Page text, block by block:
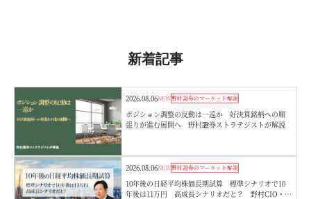
新着記事
2026.08.06NEW野村證券のマーケット解説
ポジション調整の反動は一巡か 好決算銘柄への順
張りが進む展開へ 野村證券ストラテジストが解説
2026.08.06NEW野村證券のマーケット解説
10年後の日経平均株価長期試算 標準シナリオで10
年後は11万円 高成長シナリオだと？ 野村CIO・宮